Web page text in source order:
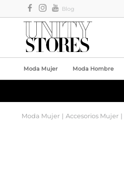
Blog
Moda Mujer Moda Hombre
Moda Mujer Accesorios Mujer